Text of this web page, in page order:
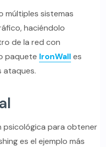
múltiples sistemas
haciéndolo
de la red con
paquete IronWalles
ataques.
psicológica para obtener
es el ejemplo más